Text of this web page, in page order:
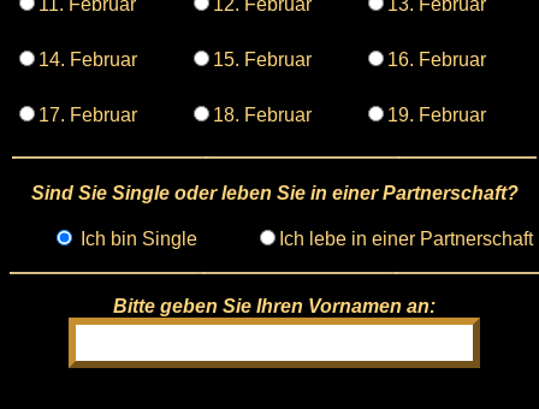
14. Februar 15. Februar 16. Februar
17. Februar 18. Februar 19. Februar
Sind Sie Single oder leben Sie in einer Partnerschaft?
Ich bin Single Ich lebe in einer Partnerschaft
Bitte geben Sie Ihren Vornamen an: